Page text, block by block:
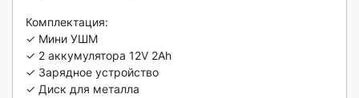
Комплектация:
✓ Мини УШМ
✓ 2 аккумулятора 12V 2Ah
✓ Зарядное устройство
✓ Диск для металла